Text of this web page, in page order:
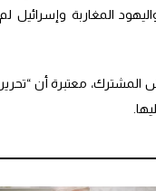
المغاربة وإسرائيل لم
المشترك، معتبرة أن “تحرير